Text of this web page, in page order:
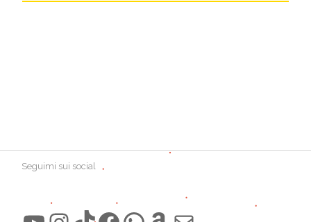
Seguimi sui social